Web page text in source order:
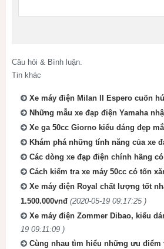
Câu hỏi & Bình luận.
Tin khác
Xe máy điện Milan II Espero cuốn
Những mẫu xe đạp điện Yamaha
Xe ga 50cc Giorno kiểu dáng đẹp
Khám phá những tính năng của xe
Các dòng xe đạp điện chính hãng
Cách kiểm tra xe máy 50cc có tốn
Xe máy điện Royal chất lượng tốt
1.500.000vnđ (2020-05-19 09:17:25 )
Xe máy điện Zommer Dibao, kiểu
19 09:11:09 )
Cùng nhau tìm hiểu những ưu điểm